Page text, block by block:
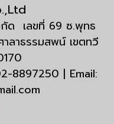
ด เลขที่ 69 ซ.พุทธ
าธรรมสพน์ เขตทวี
8897250 | Email: